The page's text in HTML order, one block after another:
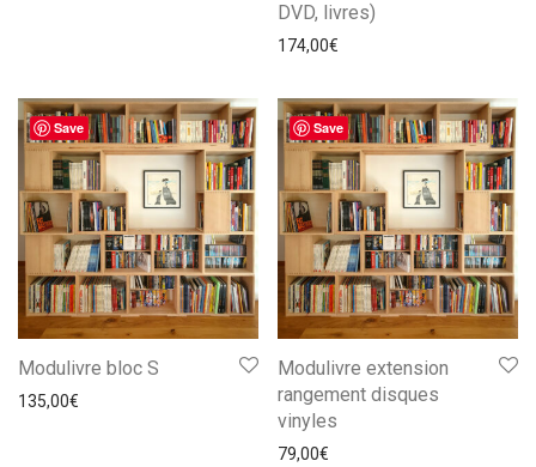
DVD, livres)
174,00€
Save
Modulivre bloc S
135,00€
Save
Modulivre extension
rangement disques
vinyles
79,00€